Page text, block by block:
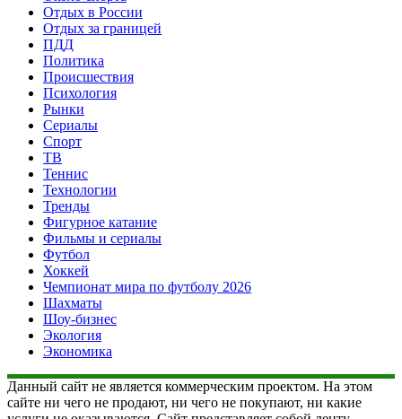
Отдых в России
Отдых за границей
ПДД
Политика
Происшествия
Психология
Рынки
Сериалы
Спорт
ТВ
Теннис
Технологии
Тренды
Фигурное катание
Фильмы и сериалы
Футбол
Хоккей
Чемпионат мира по футболу 2026
Шахматы
Шоу-бизнес
Экология
Экономика
Данный сайт не является коммерческим проектом. На этом
сайте ни чего не продают, ни чего не покупают, ни какие